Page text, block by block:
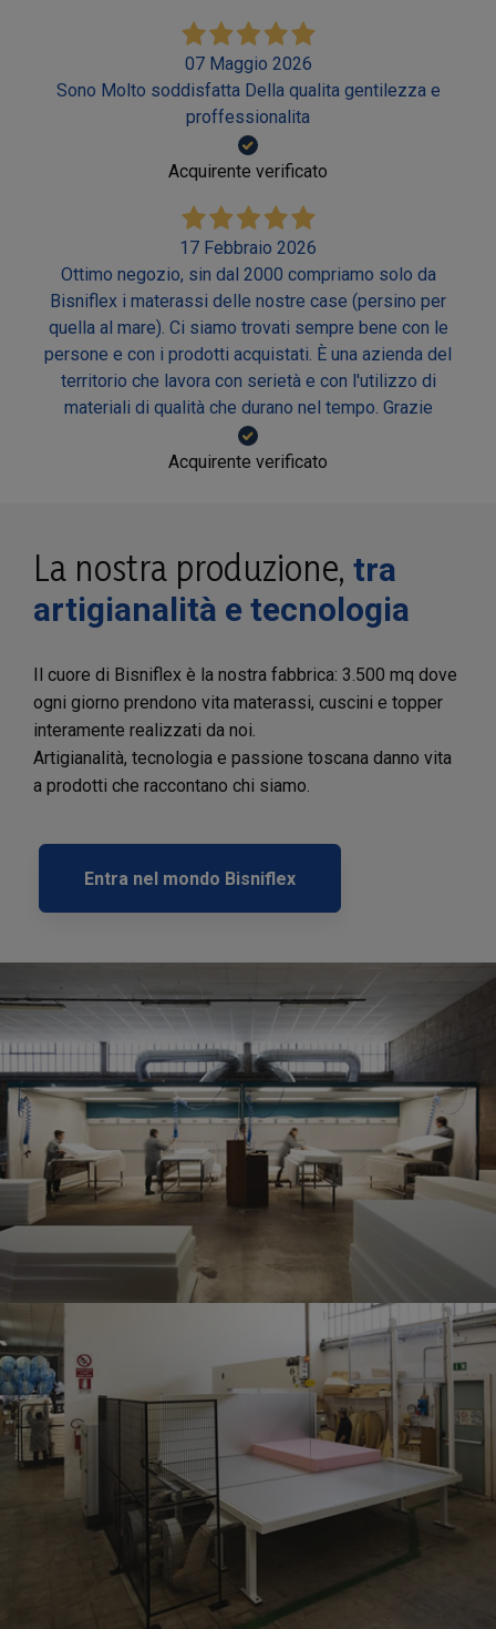
07 Maggio 2026
Sono Molto soddisfatta Della qualita gentilezza e
proffessionalita
Acquirente verificato
17 Febbraio 2026
Ottimo negozio, sin dal 2000 compriamo solo da
Bisniflex i materassi delle nostre case (persino per
quella al mare). Ci siamo trovati sempre bene con le
persone e con i prodotti acquistati. È una azienda del
territorio che lavora con serietà e con l'utilizzo di
materiali di qualità che durano nel tempo. Grazie
Acquirente verificato
La nostra produzione, tra
artigianalità e tecnologia
Il cuore di Bisniflex è la nostra fabbrica: 3.500 mq dove
ogni giorno prendono vita materassi, cuscini e topper
interamente realizzati da noi.
Artigianalità, tecnologia e passione toscana danno vita
a prodotti che raccontano chi siamo.
Entra nel mondo Bisniflex